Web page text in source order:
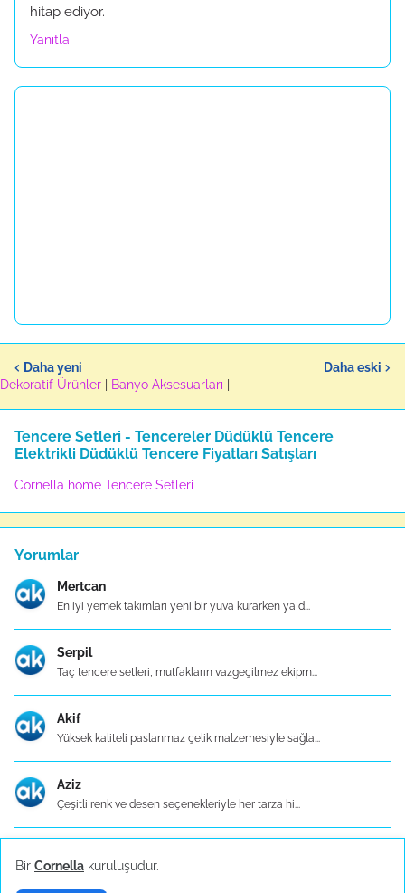
hitap ediyor.
Yanıtla
Daha yeni
Daha eski
Dekoratif Ürünler
Banyo Aksesuarları
Tencere Setleri - Tencereler Düdüklü Tencere
Elektrikli Düdüklü Tencere Fiyatları Satışları
Cornella home Tencere Setleri
Yorumlar
Mertcan
En iyi yemek takımları yeni bir yuva kurarken ya d...
Serpil
Taç tencere setleri, mutfakların vazgeçilmez ekipm...
Akif
Yüksek kaliteli paslanmaz çelik malzemesiyle sağla...
Aziz
Çeşitli renk ve desen seçenekleriyle her tarza hi...
Mutfaklar, bir evin kalbidir ve mutfak ekipmanları...
Bir Cornella kuruluşudur.